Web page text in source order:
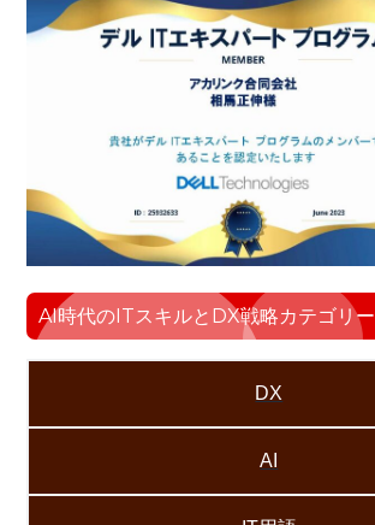
AI時代のITスキルとDX戦略カテゴリー
DX
AI